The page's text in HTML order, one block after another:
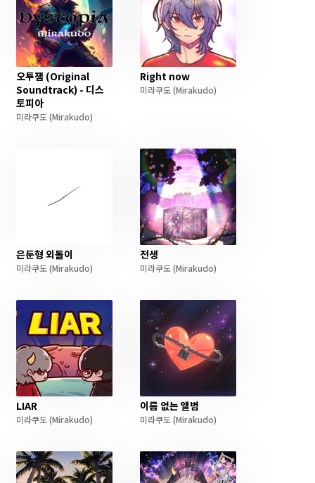
오투잼 (Original
Soundtrack) - 디스
토피아
미라쿠도(Mirakudo)
Right now
미라쿠도(Mirakudo)
은둔형 외톨이
미라쿠도(Mirakudo)
전생
미라쿠도(Mirakudo)
LIAR
미라쿠도(Mirakudo)
이름 없는 앨범
미라쿠도(Mirakudo)